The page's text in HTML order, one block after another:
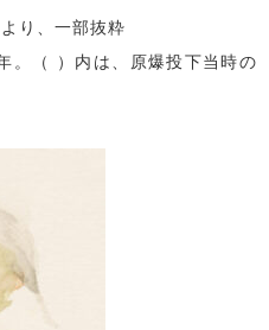
り、一部抜粋
。（ ）内は、原爆投下当時の